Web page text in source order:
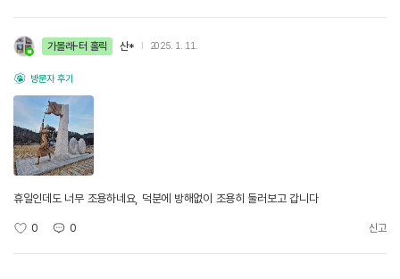
가볼래-터 홀릭 산* 2025. 1. 11.
방문자 후기
휴일인데도 너무 조용하네요, 덕분에 방해없이 조용히 둘러보고 갑니다
0 0 신고